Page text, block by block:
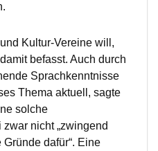
Kultur-Vereine will,
befasst. Auch durch
Sprachkenntnisse
Thema aktuell, sagte
solche
nicht „zwingend
Gründe dafür“. Eine